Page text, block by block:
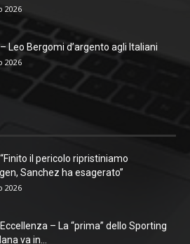
2026
Leo Bergomi d’argento agli Italiani
2026
il pericolo ripristiniamo
Sanchez ha esagerato”
2026
– La “prima” dello Sporting
va in...